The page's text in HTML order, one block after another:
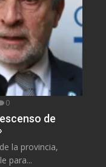
0
de
la provincia,
para...